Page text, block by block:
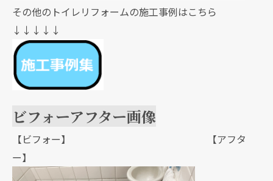
その他のトイレリフォームの施工事例はこちら
↓↓↓↓↓
ビフォーアフター画像
【ビフォー】 【アフタ
ー】